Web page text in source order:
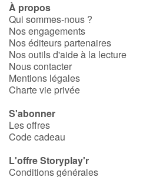
À propos
Qui sommes-nous ?
Nos engagements
Nos éditeurs partenaires
Nos outils d'aide à la lecture
Nous contacter
Mentions légales
Charte vie privée
S'abonner
Les offres
Code cadeau
L'offre Storyplay'r
Conditions générales